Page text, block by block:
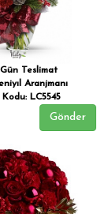
Gün Teslimat
Aranjmanı
LC5545
Gönder